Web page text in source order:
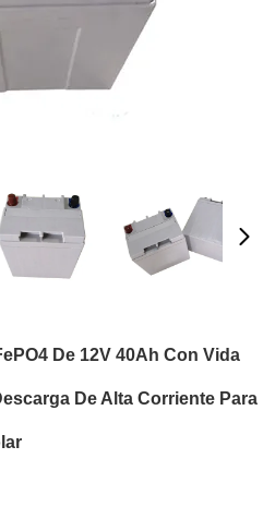
De 12V 40Ah Con Vida
De Alta Corriente Para